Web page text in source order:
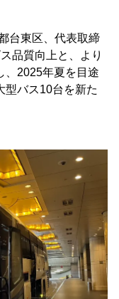
台東区、代表取締
品質向上と、より
、2025年夏を目途
型バス10台を新た